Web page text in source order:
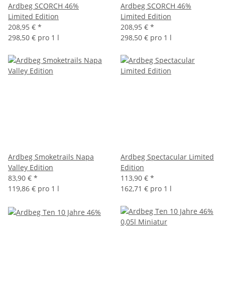
Ardbeg SCORCH 46%
Limited Edition
208,95 € *
298,50 € pro 1 l
Ardbeg SCORCH 46%
Limited Edition
208,95 € *
298,50 € pro 1 l
Ardbeg Smoketrails Napa
Valley Edition
83,90 € *
119,86 € pro 1 l
Ardbeg Spectacular Limited
Edition
113,90 € *
162,71 € pro 1 l